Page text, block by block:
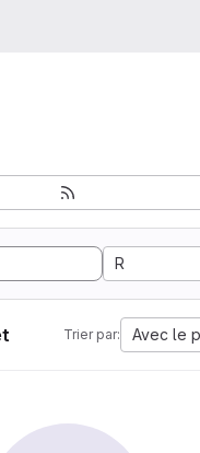
R
Trier par: Avec le